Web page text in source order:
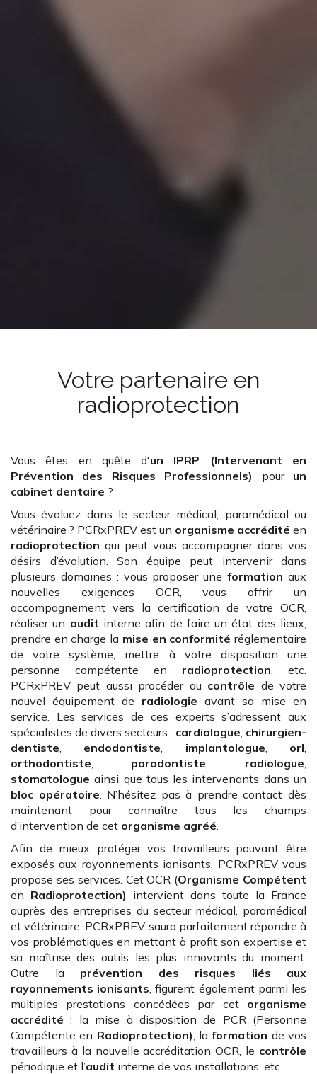
Votre partenaire en
radioprotection
Vous êtes en quête d'un IPRP (Intervenant en
Prévention des Risques Professionnels)
pour
un
cabinet dentaire ?
Vous évoluez dans le secteur médical, paramédical ou
vétérinaire ? PCRxPREV est un organisme accrédité en
radioprotection qui peut vous accompagner dans vos
désirs d’évolution. Son équipe peut intervenir dans
plusieurs domaines : vous proposer uneformation aux
nouvelles exigences OCR, vous offrir un
accompagnement vers la certification de votre OCR,
réaliser un audit interne afin de faire un état des lieux,
prendre en charge la mise en conformité réglementaire
de votre système, mettre à votre disposition une
personne compétente en radioprotection , etc.
PCRxPREV peut aussi procéder au contrôle de votre
nouvel équipement de radiologie avant sa mise en
service. Les services de ces experts s’adressent aux
spécialistes de divers secteurs : cardiologue chirurgien-
dentiste
endodontiste implantologue orl
orthodontiste
parodontiste radiologue
stomatologue ainsi que tous les intervenants dans un
bloc opératoire . N’hésitez pas à prendre contact dès
maintenant pour connaître tous les champs
d’intervention de cet organisme agréé
Afin de mieux protéger vos travailleurs pouvant être
exposés aux rayonnements ionisants, PCRxPREV vous
propose ses services. Cet OCR (Organisme Compétent
en Radioprotection) intervient dans toute la France
auprès des entreprises du secteur médical, paramédical
et vétérinaire. PCRxPREV saura parfaitement répondre à
vos problématiques en mettant à profit son expertise et
sa maîtrise des outils les plus innovants du moment.
Outre la prévention des risques liés aux
rayonnements ionisants , figurent également parmi les
multiples prestations concédées par cet organisme
accrédité : la mise à disposition de PCR (Personne
Compétente en Radioprotection) , laformation de vos
travailleurs à la nouvelle accréditation OCR, le contrôle
périodique et l’audit interne de vos installations, etc.